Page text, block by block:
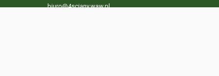
biuro@4sciany.waw.pl